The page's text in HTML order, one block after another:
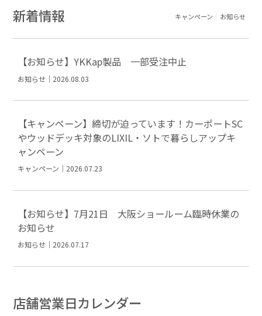
新着情報 キャンペーン お知らせ
【お知らせ】YKKap製品 一部受注中止
お知らせ｜2026.08.03
【キャンペーン】締切が迫っています！カーポートSC
やウッドデッキ対象のLIXIL・ソトで暮らしアップキ
ャンペーン
キャンペーン｜2026.07.23
【お知らせ】7月21日 大阪ショールーム臨時休業の
お知らせ
お知らせ｜2026.07.17
店舗営業日カレンダー